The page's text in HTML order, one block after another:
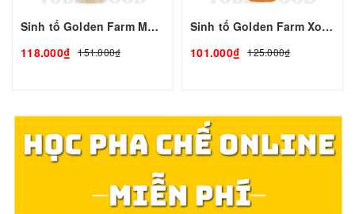
Sinh tố Golden Farm Mãng Cầu 1L
118.000₫
151.000₫
Sinh tố Golden Farm Xoài 1L
101.000₫
125.000₫